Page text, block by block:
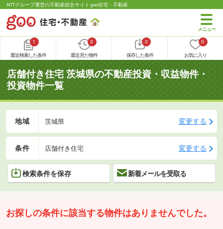
NTTグループ運営の不動産総合サイト goo住宅・不動産
1
最近検索した条件
0
最近見た物件
0
保存した条件
0
お気に入り
店舗付き住宅 茨城県の不動産投資・収益物件・
投資物件一覧
地域 茨城県 変更する
条件 店舗付き住宅 変更する
検索条件を保存 新着メールを受取る
お探しの条件に該当する物件はありませんでした。